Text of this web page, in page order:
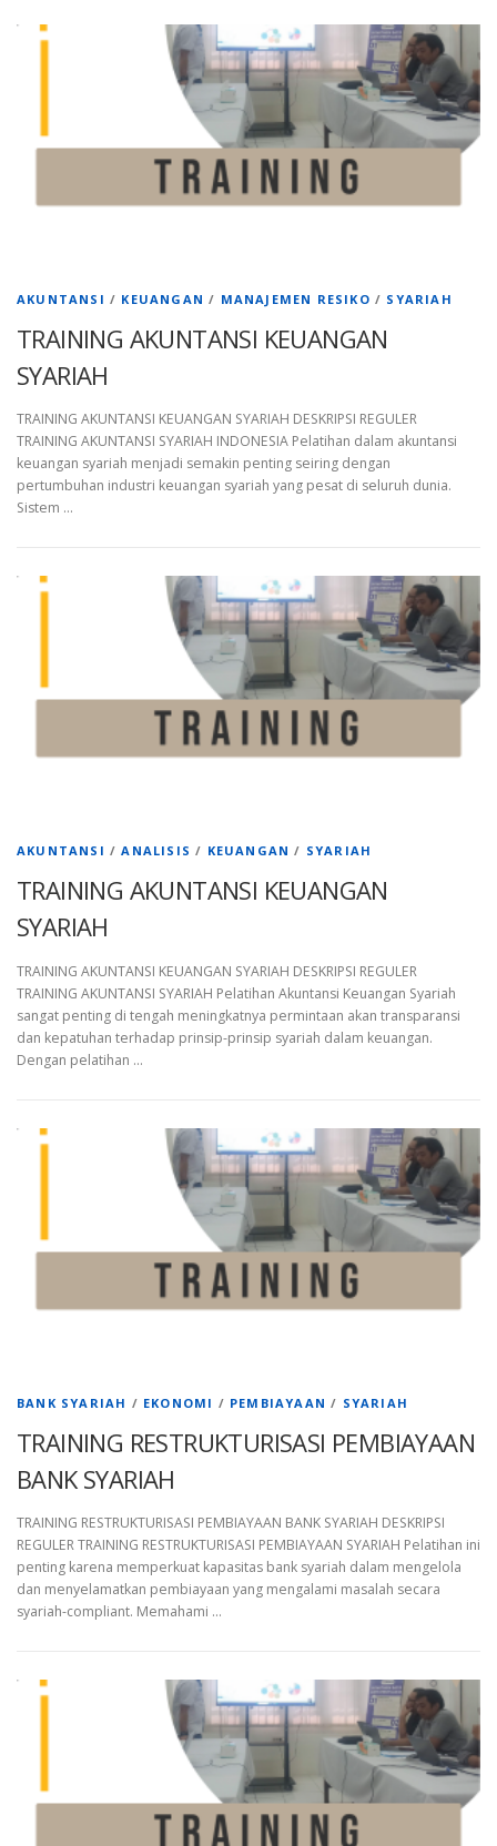
AKUNTANSI / KEUANGAN / MANAJEMEN RESIKO / SYARIAH
TRAINING AKUNTANSI KEUANGAN
SYARIAH
TRAINING AKUNTANSI KEUANGAN SYARIAH DESKRIPSI REGULER
TRAINING AKUNTANSI SYARIAH INDONESIA Pelatihan dalam akuntansi
keuangan syariah menjadi semakin penting seiring dengan
pertumbuhan industri keuangan syariah yang pesat di seluruh dunia.
Sistem …
AKUNTANSI /ANALISIS / KEUANGAN / SYARIAH
TRAINING AKUNTANSI KEUANGAN
SYARIAH
TRAINING AKUNTANSI KEUANGAN SYARIAH DESKRIPSI REGULER
TRAINING AKUNTANSI SYARIAH Pelatihan Akuntansi Keuangan Syariah
sangat penting di tengah meningkatnya permintaan akan transparansi
dan kepatuhan terhadap prinsip-prinsip syariah dalam keuangan.
Dengan pelatihan …
BANK SYARIAH / EKONOMI / PEMBIAYAAN / SYARIAH
TRAINING RESTRUKTURISASI PEMBIAYAAN
BANK SYARIAH
TRAINING RESTRUKTURISASI PEMBIAYAAN BANK SYARIAH DESKRIPSI
REGULER TRAINING RESTRUKTURISASI PEMBIAYAAN SYARIAH Pelatihan ini
penting karena memperkuat kapasitas bank syariah dalam mengelola
dan menyelamatkan pembiayaan yang mengalami masalah secara
syariah-compliant. Memahami …